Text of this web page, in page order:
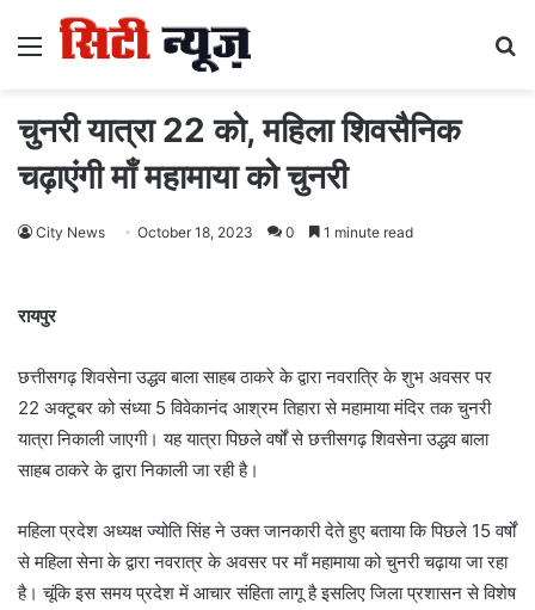
Menu
चुनरी यात्रा 22 को, महिला शिवसैनिक
चढ़ाएंगी माँ महामाया को चुनरी
City News October 18, 2023 0 1 minute read
रायपुर
छत्तीसगढ़ शिवसेना उद्धव बाला साहब ठाकरे के द्वारा नवरात्रि के शुभ अवसर पर
22 अक्टूबर को संध्या 5 विवेकानंद आश्रम तिहारा से महामाया मंदिर तक चुनरी
यात्रा निकाली जाएगी। यह यात्रा पिछले वर्षों से छत्तीसगढ़ शिवसेना उद्धव बाला
साहब ठाकरे के द्वारा निकाली जा रही है।
महिला प्रदेश अध्यक्ष ज्योति सिंह ने उक्त जानकारी देते हुए बताया कि पिछले 15 वर्षों
से महिला सेना के द्वारा नवरात्र के अवसर पर माँ महामाया को चुनरी चढ़ाया जा रहा
है। चूंकि इस समय प्रदेश में आचार संहिता लागू है इसलिए जिला प्रशासन से विशेष